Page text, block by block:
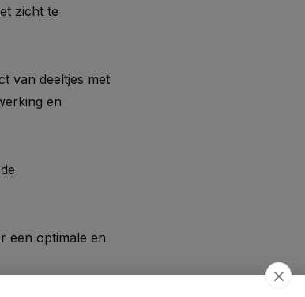
zicht te
van deeltjes met
en
een optimale en